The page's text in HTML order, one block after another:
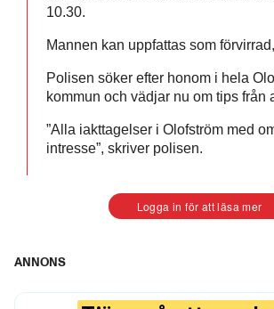
10.30.
Mannen kan uppfattas som
Polisen söker efter honom i hela
kommun och vädjar nu om tips från
”Alla iakttagelser i Olofström med
intresse”, skriver polisen.
Logga in för att läsa mer
ANNONS